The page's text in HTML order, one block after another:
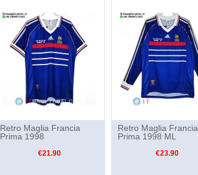
Retro Maglia Francia
Prima 1998
€21.90
Retro Maglia Francia
Prima 1998 ML
€23.90